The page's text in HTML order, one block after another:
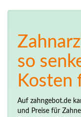
so
Kosten
Auf zahngebot.de
und Preise für